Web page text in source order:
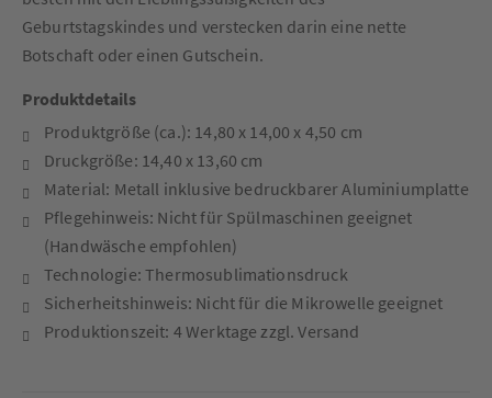
Geburtstagskindes und verstecken darin eine nette
Botschaft oder einen Gutschein.
Produktdetails
Produktgröße (ca.): 14,80 x 14,00 x 4,50 cm
Druckgröße: 14,40 x 13,60 cm
Material: Metall inklusive bedruckbarer Aluminiumplatte
Pflegehinweis: Nicht für Spülmaschinen geeignet
(Handwäsche empfohlen)
Technologie: Thermosublimationsdruck
Sicherheitshinweis: Nicht für die Mikrowelle geeignet
Produktionszeit: 4 Werktage zzgl. Versand